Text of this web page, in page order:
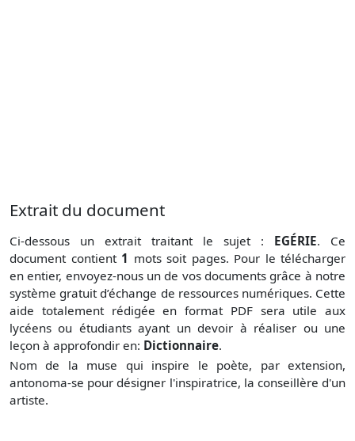
Extrait du document
Ci-dessous un extrait traitant le sujet : EGÉRIE. Ce
document contient 1 mots soit pages. Pour le télécharger
en entier, envoyez-nous un de vos documents grâce à notre
système gratuitd’échange de ressources numériques. Cette
aide totalement rédigée en format PDF sera utile aux
lycéens ou étudiants ayant un devoir à réaliser ou une
leçon à approfondir en: Dictionnaire.
Nom de la muse qui inspire le poète, par extension,
antonoma-se pour désigner l'inspiratrice, la conseillère d'un
artiste.